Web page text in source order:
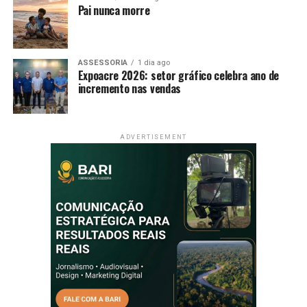
Pai nunca morre
ASSESSORIA 1 dia ago
Expoacre 2026: setor gráfico celebra ano de
incremento nas vendas
ADVERTISEMENT